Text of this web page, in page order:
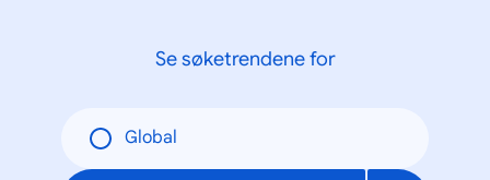
Se søketrendene for
Global